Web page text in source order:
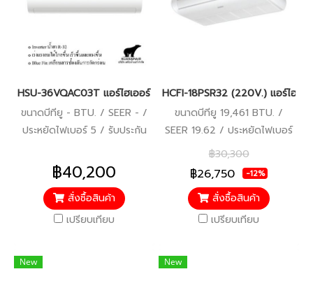
HSU-36VQAC03T แอร์ไฮเออร์ อินเวอร์เตอร์ น้ำยา R-32 (Haier
ขนาดบีทียู - BTU. / SEER - /
ประหยัดไฟเบอร์ 5 / รับประกัน
5 ปี / ราคารวมบริการติดตั้ง
แล้ว*
฿40,200
สั่งซื้อสินค้า
เปรียบเทียบ
HCFI-18PSR32 (220V.) แอร์ไฮเ
ขนาดบีทียู 19,461 BTU. /
SEER 19.62 / ประหยัดไฟเบอร์
5 (1 ดาว) / รับประกัน
คอมเพรสเซอร์ 10 ปี อะไหล่อื่นๆ
฿30,300
฿26,750 -12%
สั่งซื้อสินค้า
เปรียบเทียบ
New New